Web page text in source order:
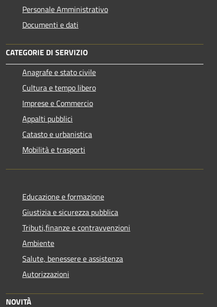
Personale Amministrativo
Documenti e dati
CATEGORIE DI SERVIZIO
Anagrafe e stato civile
Cultura e tempo libero
Imprese e Commercio
Appalti pubblici
Catasto e urbanistica
Mobilità e trasporti
Educazione e formazione
Giustizia e sicurezza pubblica
Tributi,finanze e contravvenzioni
Ambiente
Salute, benessere e assistenza
Autorizzazioni
NOVITÀ